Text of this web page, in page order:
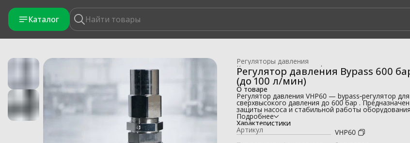
Каталог
Регуляторы давления
Комплектующие для профессиональных моек
Главная ›
Регулятор давления Bypass 600
(до 100 л/мин)
О товаре
Регулятор давления VHP60 — bypass‑регулятор
сверхвысокого давления до 600 бар .
защиты насоса и стабильной работы
экстремальных нагрузках и большом расходе воды.
Регулятор VHP60 применяется в профессиональных
промышленных установках высокого и
давления. При закрытии пистолета или перекрытии
Подробнее
Характеристики
Артикул
VHP60